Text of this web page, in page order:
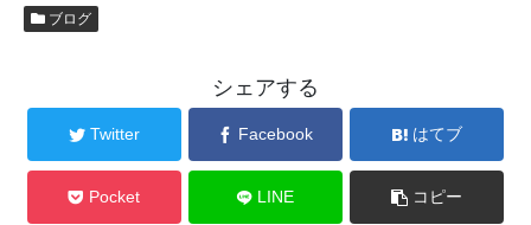
ブログ
シェアする
Twitter Facebook はてブ
Pocket LINE コピー